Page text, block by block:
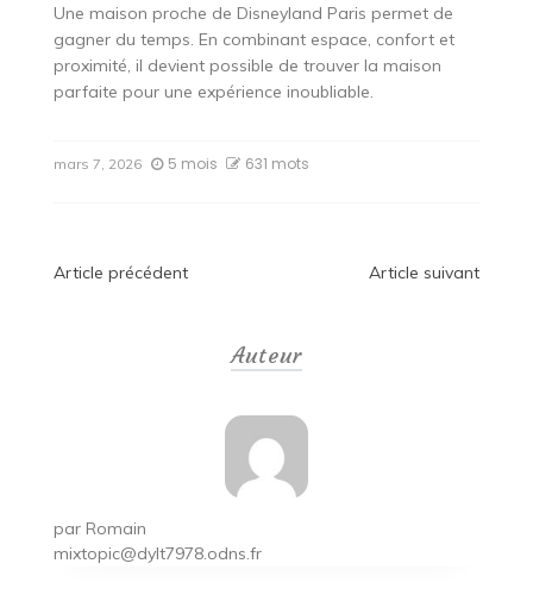
Une maison proche de Disneyland Paris permet de
gagner du temps. En combinant espace, confort et
proximité, il devient possible de trouver la maison
parfaite pour une expérience inoubliable.
mars 7, 2026 5 mois 631 mots
Navigation
Article précédent Article suivant
Auteur
par Romain
mixtopic@dylt7978.odns.fr